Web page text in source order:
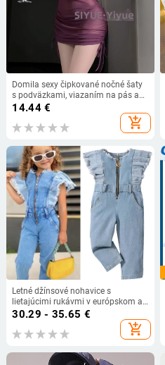
Domila sexy čipkované nočné šaty
s podväzkami, viazaním na pás a
pokrytím bokov
14.44€
add_shopping_cart
Letné džínsové nohavice s
lietajúcimi rukávmi v európskom a
americkom štýle pre dievčatá z
celého sveta v zahraničí 2023
30.29 - 35.65 €
add_shopping_cart